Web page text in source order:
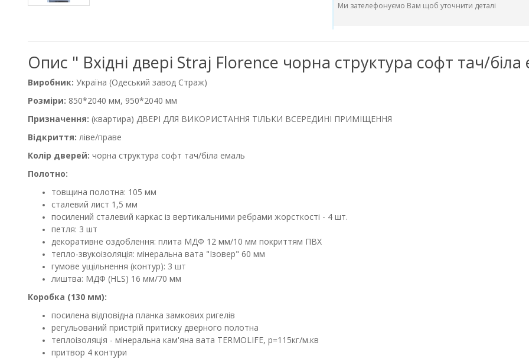
Ми зателефонуємо Вам щоб уточнити деталі
Опис " Вхідні двері Straj Florence чорна структура софт тач/
Виробник: Україна (Одеський завод Страж)
Розміри: 850*2040 мм, 950*2040 мм
Призначення: (квартира) ДВЕРІ ДЛЯ ВИКОРИСТАННЯ ТІЛЬКИ ВСЕРЕДИНІ ПРИМІЩЕННЯ
Відкриття: ліве/праве
Колір дверей: чорна структура софт тач/біла емаль
Полотно:
товщина полотна: 105 мм
сталевий лист 1,5 мм
посилений сталевий каркас із вертикальними ребрами жорсткості - 4 шт.
петля: 3 шт
декоративне оздоблення: плита МДФ 12 мм/10 мм покриттям ПВХ
тепло-звукоізоляція: мінеральна вата "Ізовер" 60 мм
гумове ущільнення (контур): 3 шт
лиштва: МДФ (HLS) 16 мм/70 мм
Коробка (130 мм):
посилена відповідна планка замкових ригелів
регульований пристрій притиску дверного полотна
теплоізоляція - мінеральна кам'яна вата TERMOLIFE, р=115кг/м.кв
притвор 4 контури